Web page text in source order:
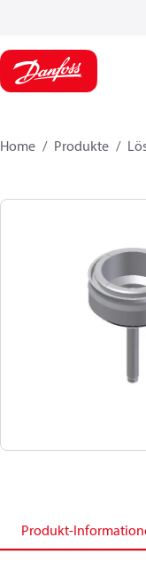
Home Produkte
Produkt-